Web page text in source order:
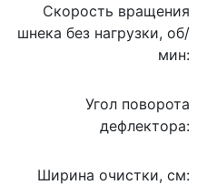
Скорость вращения
шнека без нагрузки, об/
мин:
Угол поворота
дефлектора:
Ширина очистки, см: